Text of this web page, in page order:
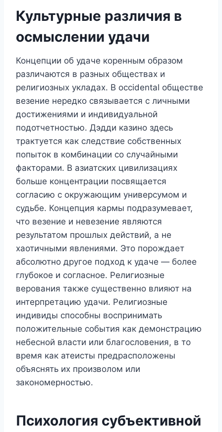
Культурные различия в
осмыслении удачи
Концепции об удаче коренным образом
различаются в разных обществах и
религиозных укладах. В occidental обществе
везение нередко связывается с личными
достижениями и индивидуальной
подотчетностью. Дэдди казино здесь
трактуется как следствие собственных
попыток в комбинации со случайными
факторами. В азиатских цивилизациях
больше концентрации посвящается
согласию с окружающим универсумом и
судьбе. Концепция кармы подразумевает,
что везение и невезение являются
результатом прошлых действий, а не
хаотичными явлениями. Это порождает
абсолютно другое подход к удаче — более
глубокое и согласное. Религиозные
верования также существенно влияют на
интерпретацию удачи. Религиозные
индивиды способны воспринимать
положительные события как демонстрацию
небесной власти или благословения, в то
время как атеисты предрасположены
объяснять их произволом или
закономерностью.
Психология субъективной